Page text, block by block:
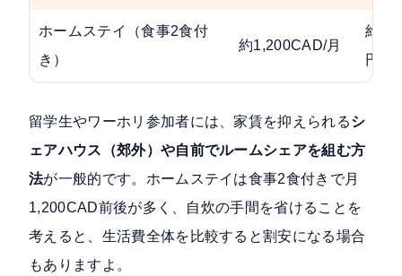
ホームステイ（食事2食付
き）
約1,200CAD/月
約
円
留学生やワーホリ参加者には、家賃を抑えられるシ
ェアハウス（郊外）や自前でルームシェアを組む方
法が一般的です。ホームステイは食事2食付きで月
1,200CAD前後が多く、自炊の手間を省けることを
考えると、生活費全体を比較すると割安になる場合
もありますよ。